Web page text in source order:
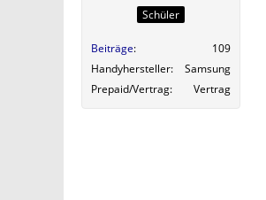
Schüler
Beiträge
109
Handyhersteller
Samsung
Prepaid/Vertrag
Vertrag